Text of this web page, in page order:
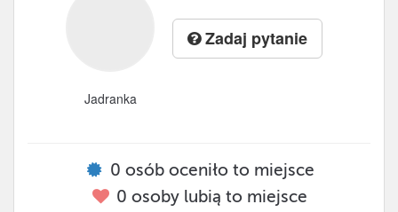
Jadranka
Zadaj pytanie
0 osób oceniło to miejsce
0 osoby lubią to miejsce